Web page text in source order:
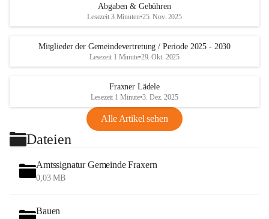
Abgaben & Gebühren
Lesezeit 3 Minuten•25. Nov. 2025
Mitglieder der Gemeindevertretung / Periode 2025 - 2030
Lesezeit 1 Minute•29. Okt. 2025
Fraxner Lädele
Lesezeit 1 Minute•3. Dez. 2025
Alle Artikel sehen
Dateien
Amtssignatur Gemeinde Fraxern
0,03 MB
Bauen